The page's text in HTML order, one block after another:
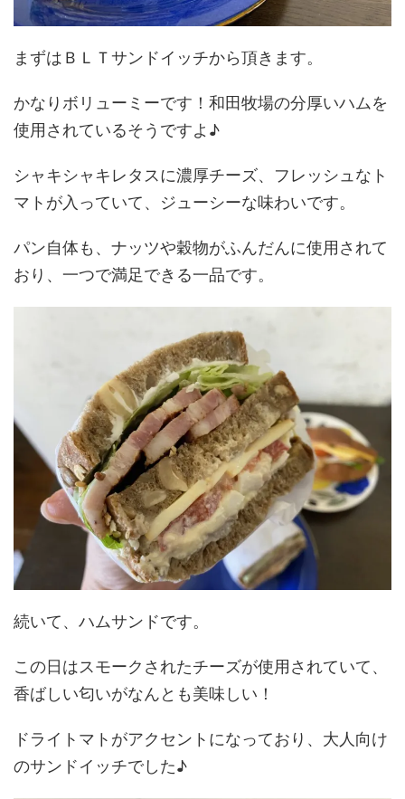
まずはＢＬＴサンドイッチから頂きます。
かなりボリューミーです！和田牧場の分厚いハムを
使用されているそうですよ♪
シャキシャキレタスに濃厚チーズ、フレッシュなト
マトが入っていて、ジューシーな味わいです。
パン自体も、ナッツや穀物がふんだんに使用されて
おり、一つで満足できる一品です。
続いて、ハムサンドです。
この日はスモークされたチーズが使用されていて、
香ばしい匂いがなんとも美味しい！
ドライトマトがアクセントになっており、大人向け
のサンドイッチでした♪